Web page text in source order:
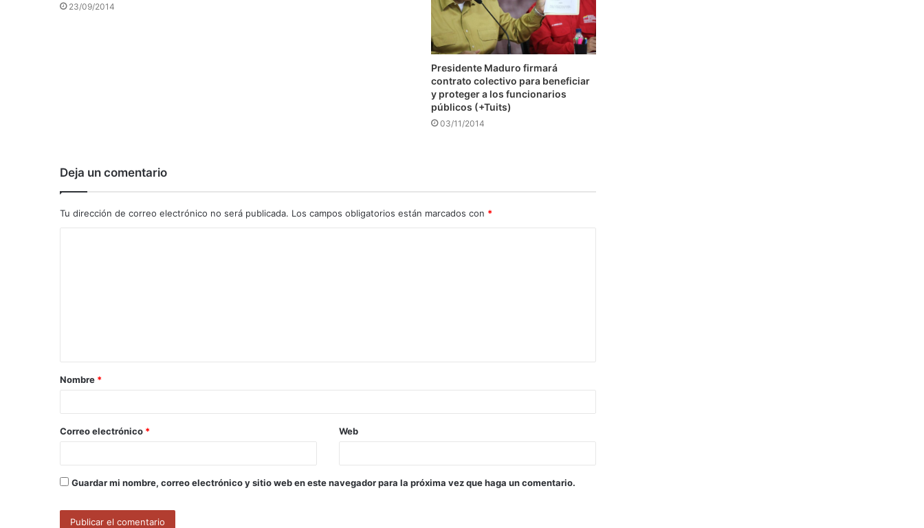
23/09/2014
Presidente Maduro firmará
contrato colectivo para beneficiar
y proteger a los funcionarios
públicos (+Tuits)
03/11/2014
Deja un comentario
Tu dirección de correo electrónico no será publicada. Los campos obligatorios están marcados con *
a
r
*
Nombre *
Correo electrónico * Web
Guardar mi nombre, correo electrónico y sitio web en este navegador para la próxima vez que haga un comentario.